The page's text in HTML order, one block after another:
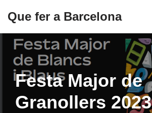
contenido
Que fer a Barcelona
Festa Major de
Granollers 2023